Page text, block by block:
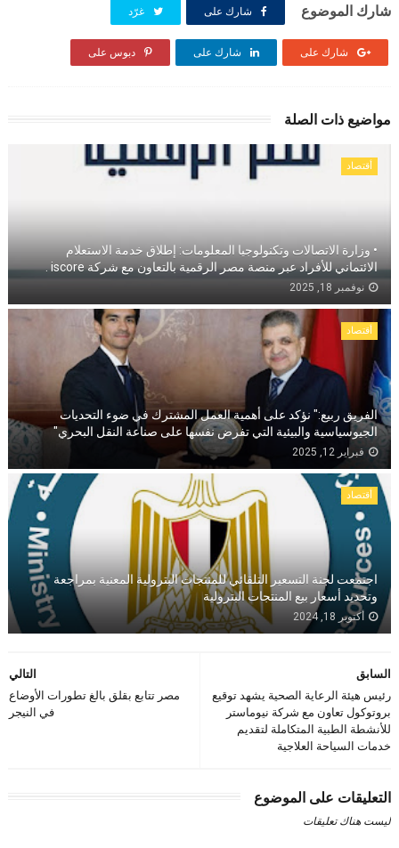
شارك الموضوع شارك على غرّد
شارك على شارك على دبوس على
مواضيع ذات الصلة
أقتصاد
• وزارة الاتصالات وتكنولوجيا المعلومات: إطلاق خدمة الاستعلام
الائتماني للأفراد عبر منصة مصر الرقمية بالتعاون مع شركة iscore .
نوفمبر 18, 2025
أقتصاد
الفريق ربيع:" نؤكد على أهمية العمل المشترك في ضوء التحديات
الجيوسياسية والبيئية التي تفرض نفسها على صناعة النقل البحري"
فبراير 12, 2025
أقتصاد
اجتمعت لجنة التسعير التلقائي للمنتجات البترولية المعنية بمراجعة
وتحديد أسعار بيع المنتجات البترولية
أكتوبر 18, 2024
التالي
مصر تتابع بقلق بالغ تطورات الأوضاع
في النيجر
السابق
رئيس هيئة الرعاية الصحية يشهد توقيع
بروتوكول تعاون مع شركة نيوماستر
للأنشطة الطبية المتكاملة لتقديم
خدمات السياحة العلاجية
التعليقات على الموضوع
ليست هناك تعليقات